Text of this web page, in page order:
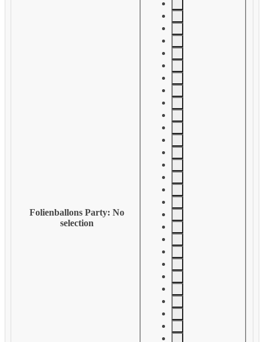
Folienballons Party: No
selection